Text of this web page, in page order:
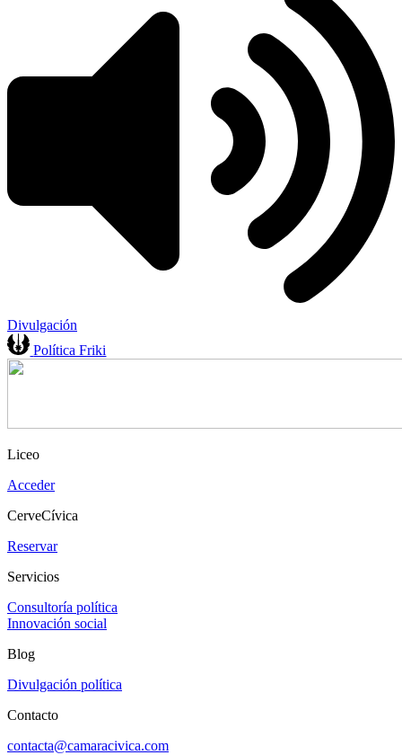
Divulgación
Política Friki
Liceo
Acceder
CerveCívica
Reservar
Servicios
Consultoría política
Innovación social
Blog
Divulgación política
Contacto
contacta@camaracivica.com